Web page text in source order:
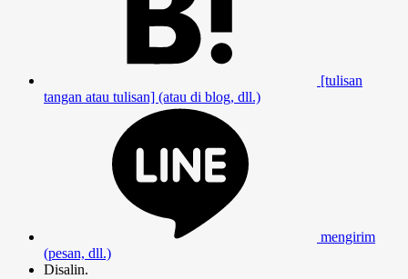
[tulisan
tangan atau tulisan] (atau di blog, dll.)
mengirim
(pesan, dll.)
Disalin.